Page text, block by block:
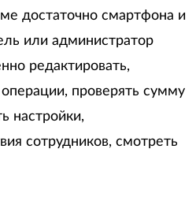
достаточно смартфона и
или администратор
редактировать,
проверять сумму
настройки,
сотрудников, смотреть